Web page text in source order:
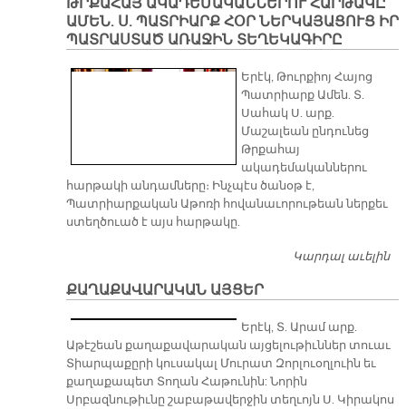
ԹՐՔԱՀԱՅ ԱԿԱԴԵՄԱԿԱՆՆԵՐՈՒ ՀԱՐԹԱԿԸ
ԱՄԵՆ. Ս. ՊԱՏՐԻԱՐՔ ՀՕՐ ՆԵՐԿԱՅԱՑՈՒՑ ԻՐ
ՊԱՏՐԱՍՏԱԾ ԱՌԱՋԻՆ ՏԵՂԵԿԱԳԻՐԸ
Երէկ, Թուրքիոյ Հայոց
Պատրիարք Ամեն. Տ.
Սահակ Ս. արք.
Մաշալեան ընդունեց
Թրքահայ
ակադեմականներու
հարթակի անդամները։ Ինչպէս ծանօթ է,
Պատրիարքական Աթոռի հովանաւորութեան ներքեւ
ստեղծուած է այս հարթակը.
Կարդալ աւելին
ՔԱՂԱՔԱՎԱՐԱԿԱՆ ԱՅՑԵՐ
Երէկ, Տ. Արամ արք.
Աթէշեան քաղաքավարական այցելութիւններ տուաւ
Տիարպաքըրի կուսակալ Մուրատ Զորլուօղլուին եւ
քաղաքապետ Տողան Հաթունին: Նորին
Սրբազնութիւնը շաբաթավերջին տեղւոյն Ս. Կիրակոս